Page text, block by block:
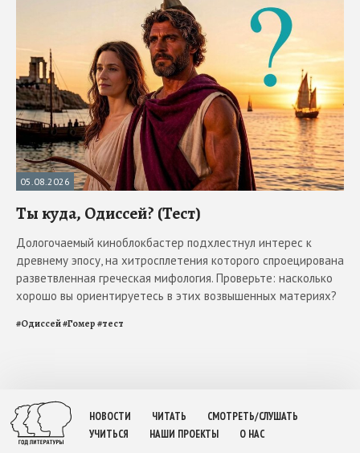
05.08.2026
Ты куда, Одиссей? (Тест)
Дологочаемый киноблокбастер подхлестнул интерес к
древнему эпосу, на хитросплетения которого спроецирована
разветвленная греческая мифология. Проверьте: насколько
хорошо вы ориентируетесь в этих возвышенных материях?
#Одиссей#Гомер#тест
НОВОСТИ ЧИТАТЬ
СМОТРЕТЬ/СЛУШАТЬ
УЧИТЬСЯ
НАШИ ПРОЕКТЫ О НАС